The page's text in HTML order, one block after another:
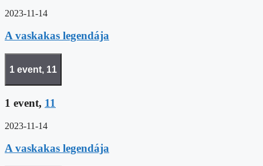
2023-11-14
A vaskakas legendája
1 event, 11
1 event, 11
2023-11-14
A vaskakas legendája